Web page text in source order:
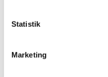
Statistik
Marketing